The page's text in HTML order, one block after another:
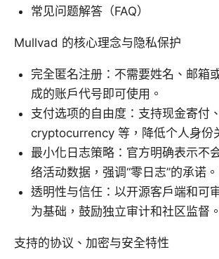
常见问题解答（FAQ）
Mullvad 的核心理念与隐私保护
完全匿名注册：不需要姓名、邮箱
成的账户代号即可使用。
支付选项的自由度：支持现金寄付
cryptocurrency 等，降低个人身份
最小化日志策略：官方明确表示不
络活动数据，强调“零日志”的承诺。
透明性与信任：以开源客户端和可
为基础，鼓励独立审计和社区监督。
支持的协议、加密与安全特性